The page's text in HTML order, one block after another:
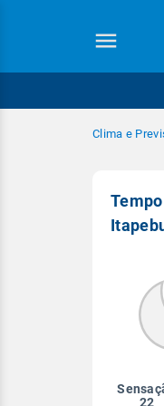
Clima e
22